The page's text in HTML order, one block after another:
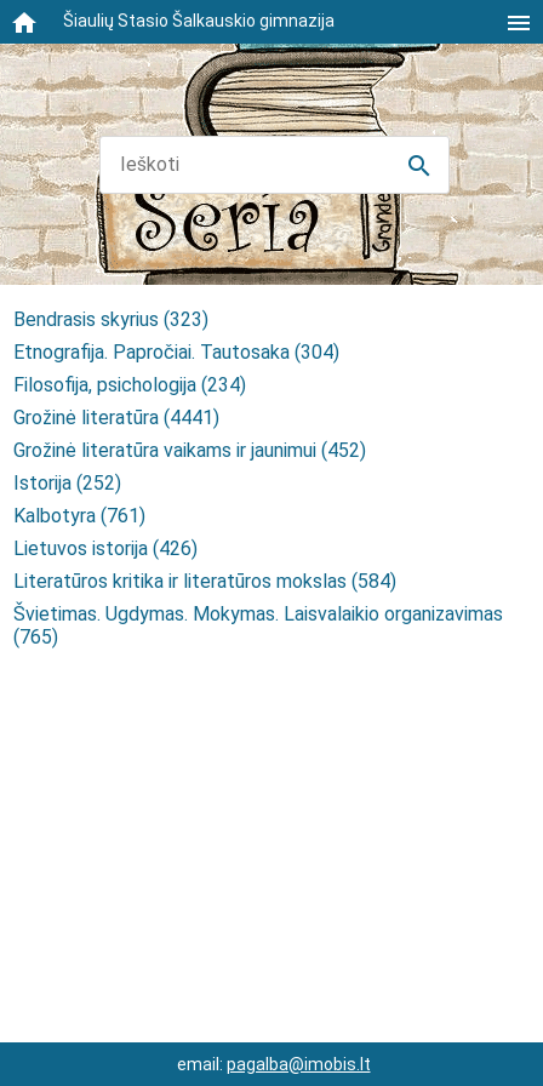
home Šiaulių Stasio Šalkauskio gimnazija menu
search
Bendrasis skyrius (323)
Etnografija. Papročiai. Tautosaka (304)
Filosofija, psichologija (234)
Grožinė literatūra (4441)
Grožinė literatūra vaikams ir jaunimui (452)
Istorija (252)
Kalbotyra (761)
Lietuvos istorija (426)
Literatūros kritika ir literatūros mokslas (584)
Švietimas. Ugdymas. Mokymas. Laisvalaikio organizavimas
(765)
email: pagalba@imobis.lt